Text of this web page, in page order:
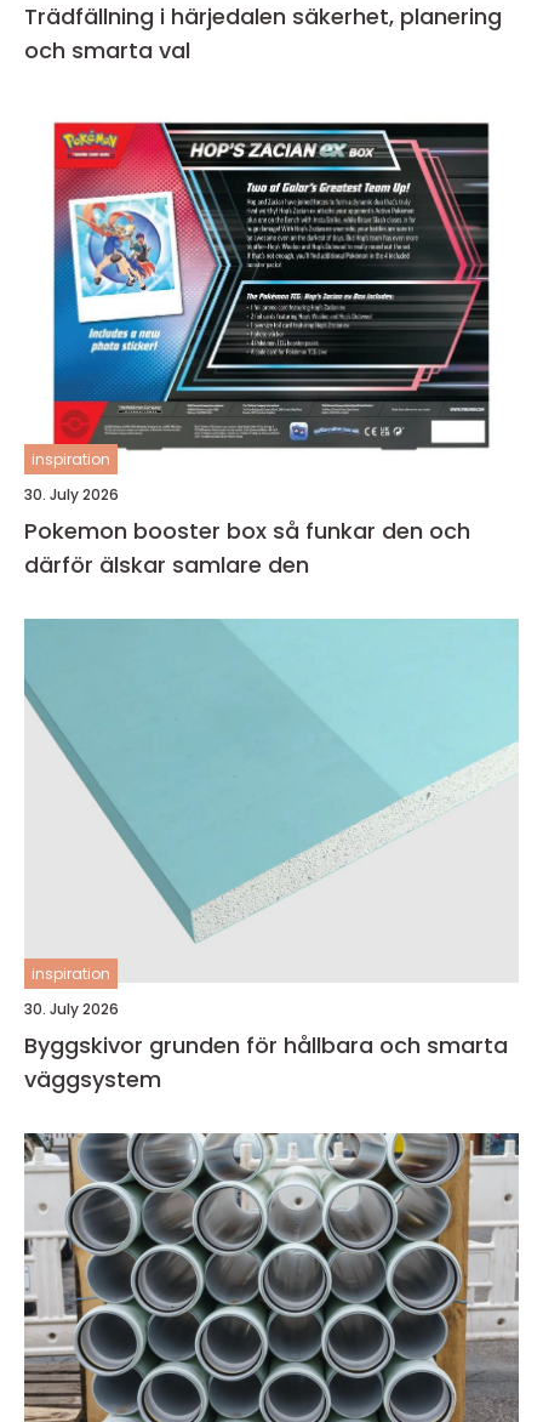
Trädfällning i härjedalen säkerhet, planering
och smarta val
inspiration
30. July 2026
Pokemon booster box så funkar den och
därför älskar samlare den
inspiration
30. July 2026
Byggskivor grunden för hållbara och smarta
väggsystem